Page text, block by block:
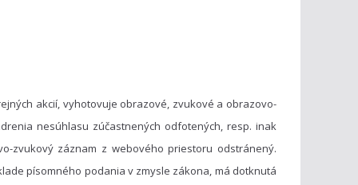
akcií, vyhotovuje obrazové, zvukové a obrazovo-
nesúhlasu zúčastnených odfotených, resp. inak
zvukový záznam z webového priestoru odstránený.
písomného podania v zmysle zákona, má dotknutá